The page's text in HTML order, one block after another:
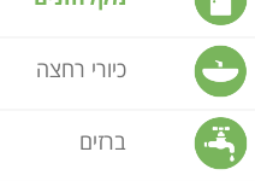
כיורי רחצה
ברזים